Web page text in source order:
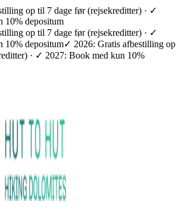
op til 7 dage før (rejsekreditter) · ✓
10% depositum
op til 7 dage før (rejsekreditter) · ✓
10% depositum✓ 2026: Gratis afbestilling op
· ✓ 2027: Book med kun 10%